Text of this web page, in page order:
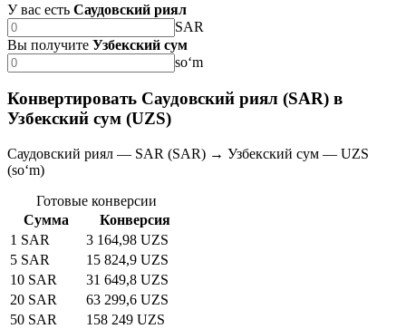
У вас есть Саудовский риял
SAR
Вы получите Узбекский сум
soʻm
Конвертировать Саудовский риял (SAR) в
Узбекский сум (UZS)
Саудовский риял — SAR (SAR) → Узбекский сум — UZS
(soʻm)
Готовые конверсии
Сумма
Конверсия
1 SAR
3 164,98 UZS
5 SAR
15 824,9 UZS
10 SAR
31 649,8 UZS
20 SAR
63 299,6 UZS
50 SAR
158 249 UZS